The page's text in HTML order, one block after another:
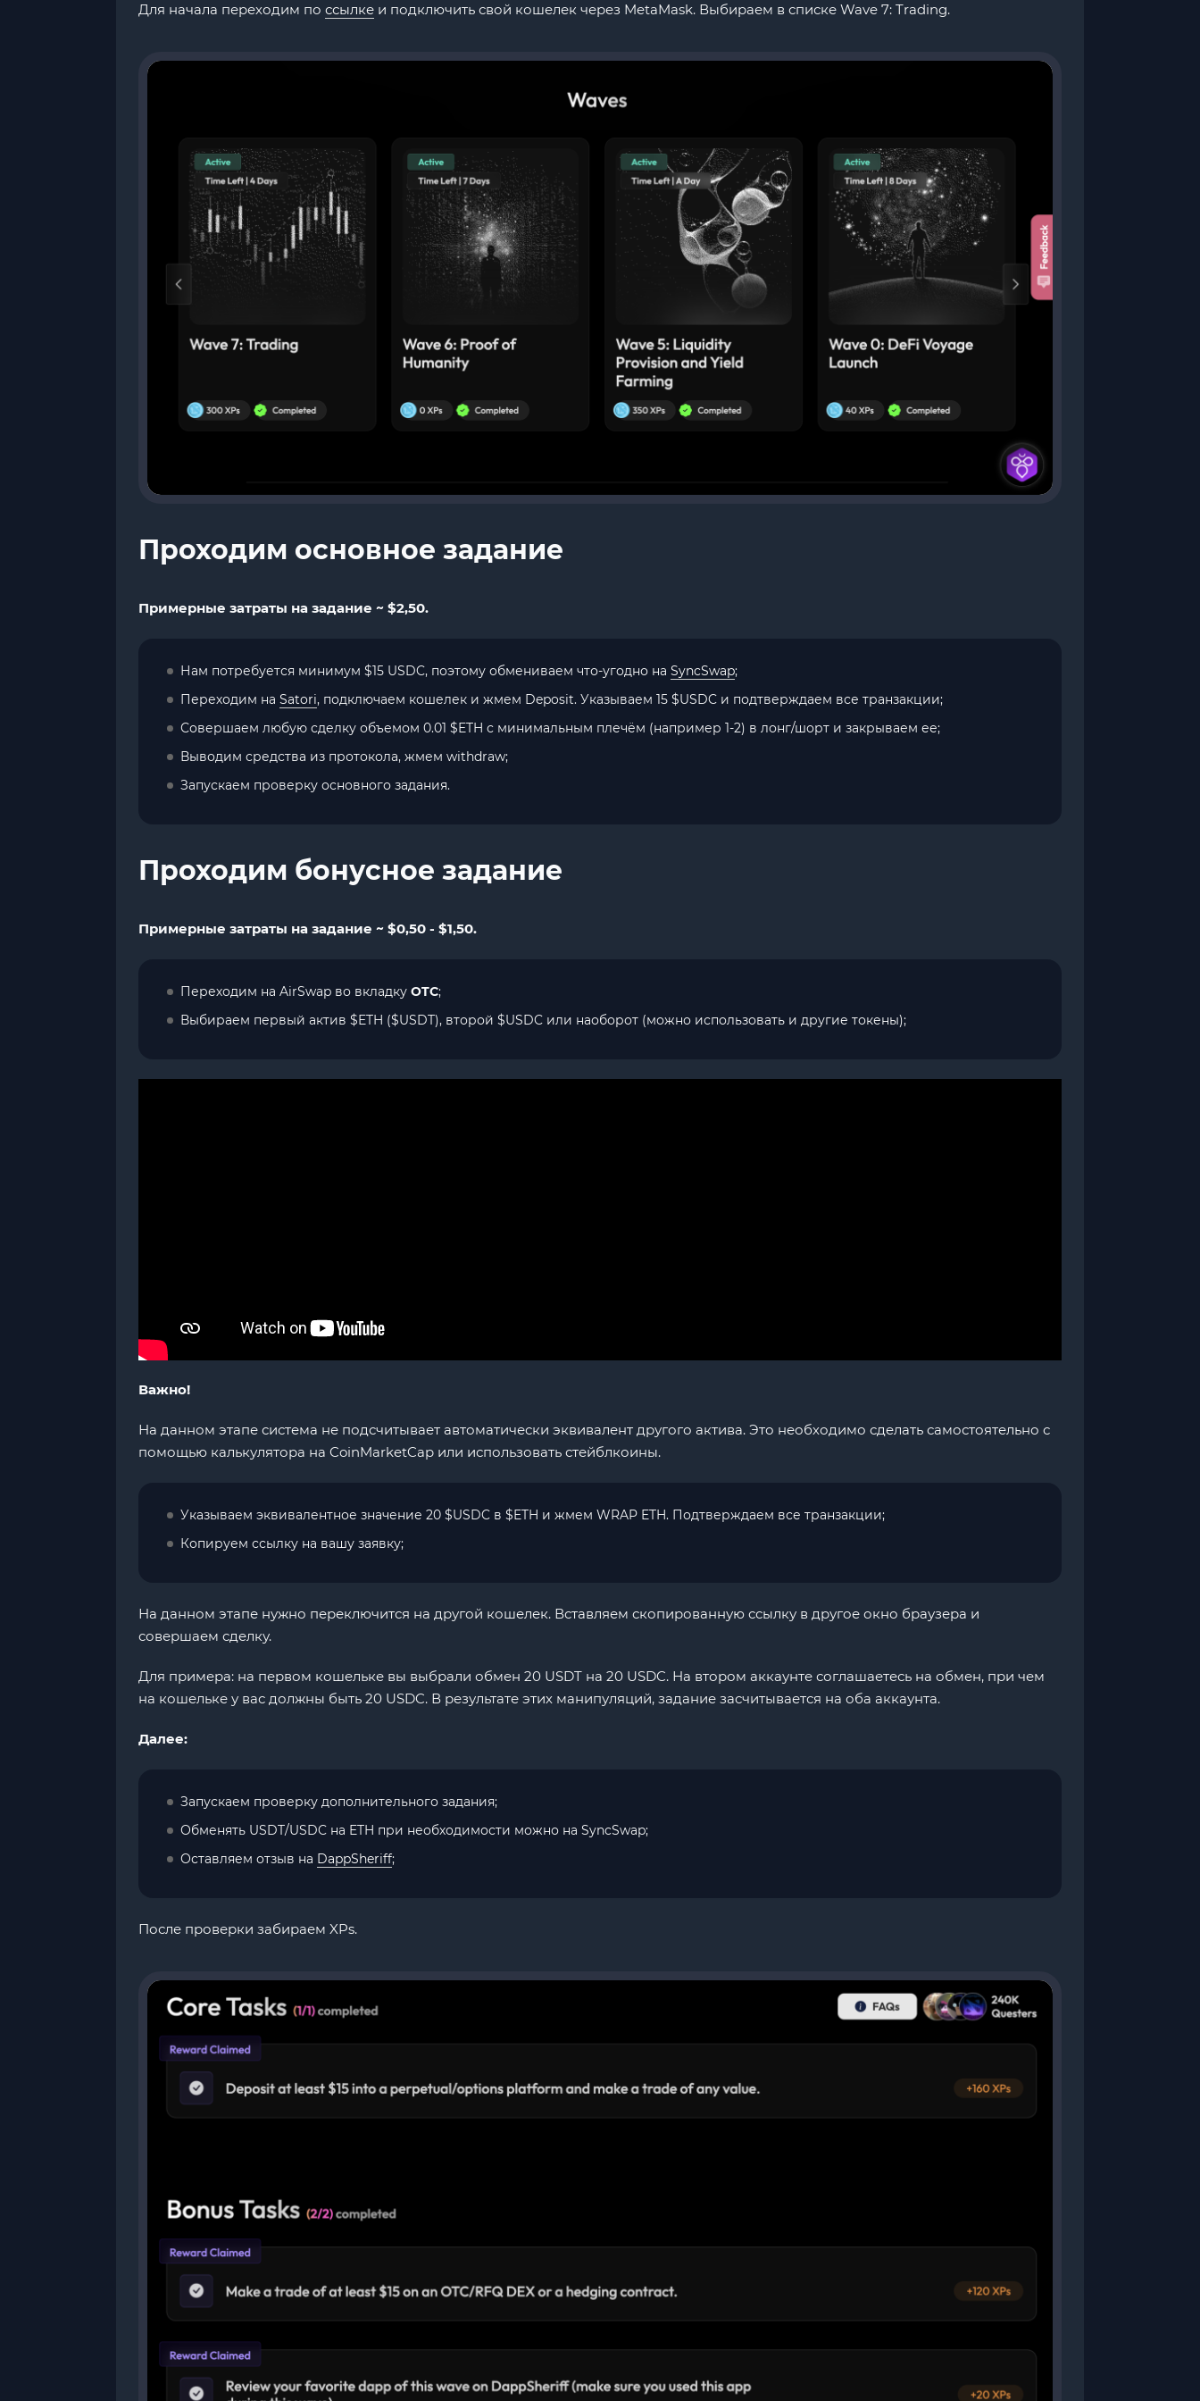
Для начала переходим по ссылке и подключить свой кошелек через MetaMask. Выбираем в списке Wave 7: Trading.
Проходим основное задание
Примерные затраты на задание ~ $2,50.
Нам потребуется минимум $15 USDC, поэтому обмениваем что-угодно на SyncSwap;
Переходим на Satori, подключаем кошелек и жмем Deposit. Указываем 15 $USDC и подтверждаем все транзакции;
Совершаем любую сделку объемом 0.01 $ETH с минимальным плечём (например 1-2) в лонг/шорт и закрываем ее;
Выводим средства из протокола, жмем withdraw;
Запускаем проверку основного задания.
Проходим бонусное задание
Примерные затраты на задание ~ $0,50 - $1,50.
Переходим на AirSwap во вкладку OTC;
Выбираем первый актив $ETH ($USDT), второй $USDC или наоборот (можно использовать и другие токены);
Важно!
На данном этапе система не подсчитывает автоматически эквивалент другого актива. Это необходимо сделать самостоятельно с
помощью калькулятора на CoinMarketCap или использовать стейблкоины.
Указываем эквивалентное значение 20 $USDC в $ETH и жмем WRAP ETH. Подтверждаем все транзакции;
Копируем ссылку на вашу заявку;
На данном этапе нужно переключится на другой кошелек. Вставляем скопированную ссылку в другое окно браузера и
совершаем сделку.
Для примера: на первом кошельке вы выбрали обмен 20 USDT на 20 USDC. На втором аккаунте соглашаетесь на обмен, при чем
на кошельке у вас должны быть 20 USDC. В результате этих манипуляций, задание засчитывается на оба аккаунта.
Далее:
Запускаем проверку дополнительного задания;
Обменять USDT/USDC на ETH при необходимости можно на SyncSwap;
Оставляем отзыв на DappSheriff;
После проверки забираем XPs.